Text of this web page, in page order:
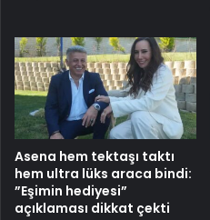
Asena hem tektaşı taktı
hem ultra lüks araca bindi:
”Eşimin hediyesi”
açıklaması dikkat çekti